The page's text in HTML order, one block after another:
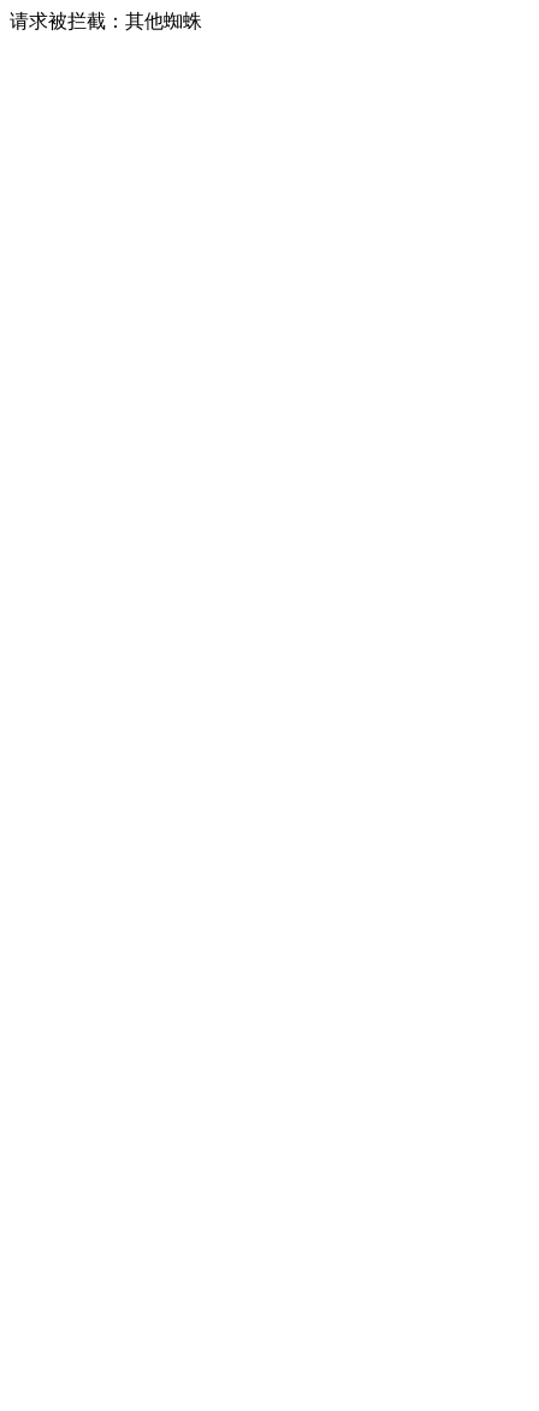
请求被拦截：其他蜘蛛